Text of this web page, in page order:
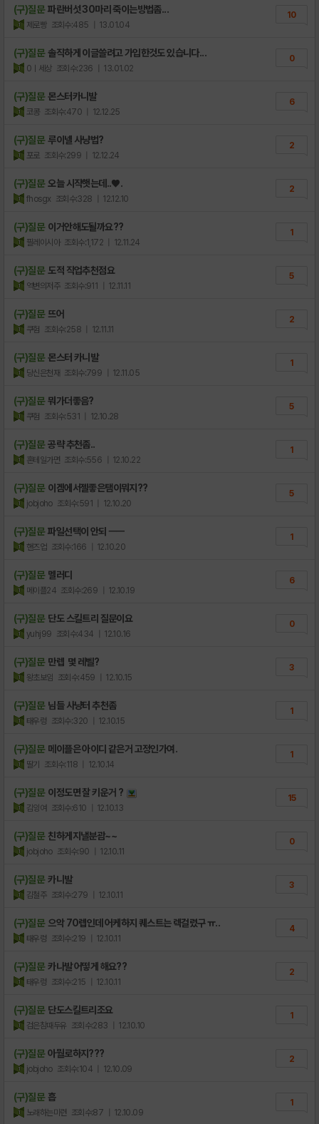
(구)질문 파란버섯 30마리 죽이는방법좀...
제로빵 조회수:485 | 13.01.04
10
(구)질문 솔직하게 이글쓸려고 가입한것도 있습니다...
0ㅣ세상 조회수:236 | 13.01.02
0
(구)질문 몬스터카니발
코콩 조회수:470 | 12.12.25
6
(구)질문 루이넬 사냥법?
포로 조회수:299 | 12.12.24
2
(구)질문 오늘 시작햇는데..♥.
fhosgx 조회수:328 | 12.12.10
2
(구)질문 이거안해도될까요??
필레이시아 조회수:1,172 | 12.11.24
1
(구)질문 도적 직업추천점요
역변의저주 조회수:911 | 12.11.11
5
(구)질문 뜨어
쿠험 조회수:258 | 12.11.11
2
(구)질문 몬스터 카니발
당신은천재 조회수:799 | 12.11.05
1
(구)질문 뭐가더좋음?
쿠험 조회수:531 | 12.10.28
5
(구)질문 공략 추천좀..
혼테일가면 조회수:556 | 12.10.22
1
(구)질문 이겜에서젤좋은탬이뭐지??
jobjoho 조회수:591 | 12.10.20
5
(구)질문 파일선택이 안되 ㅡㅡ
핸즈업 조회수:166 | 12.10.20
1
(구)질문 멜러디
메이플24 조회수:269 | 12.10.19
6
(구)질문 단도 스킬트리 질문이요
yuhj99 조회수:434 | 12.10.16
0
(구)질문 만렙 몇 레벨?
왕초보임 조회수:459 | 12.10.15
3
(구)질문 님들 사냥터 추천좀
태우렁 조회수:320 | 12.10.15
1
(구)질문 메이플은 아이디 같은거 고정인가여.
딸기 조회수:118 | 12.10.14
1
(구)질문 이정도면 잘 키운거 ?
김잉여 조회수:610 | 12.10.13
15
(구)질문 친하게지낼분괌~~
jobjoho 조회수:90 | 12.10.11
0
(구)질문 카니발
김철주 조회수:279 | 12.10.11
3
(구)질문 으악 70렙인데 어케하지 퀘스트는 렉걸렸구 ㅠ..
태우렁 조회수:219 | 12.10.11
4
(구)질문 카나발 어떻게 해요??
태우렁 조회수:215 | 12.10.11
2
(구)질문 단도스킬트리조요
검은참때두유 조회수:283 | 12.10.10
1
(구)질문 아뭘로하지???
jobjoho 조회수:104 | 12.10.09
2
(구)질문 흡
노래하는미련 조회수:87 | 12.10.09
1